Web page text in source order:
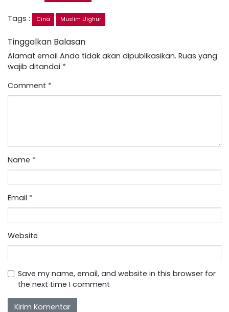
Tags : Cina Muslim Uighur
Tinggalkan Balasan
Alamat email Anda tidak akan dipublikasikan. Ruas yang
wajib ditandai *
Comment *
Name *
Email *
Website
Save my name, email, and website in this browser for
the next time I comment